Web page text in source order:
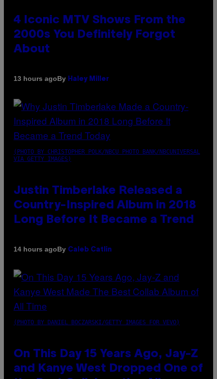
4 Iconic MTV Shows From the
2000s You Definitely Forgot
About
13 hours agoBy Haley Miller
(PHOTO BY CHRISTOPHER POLK/NBCU PHOTO BANK/NBCUNIVERSAL
VIA GETTY IMAGES)
Justin Timberlake Released a
Country-Inspired Album in 2018
Long Before It Became a Trend
14 hours agoBy Caleb Catlin
(PHOTO BY DANIEL BOCZARSKI/GETTY IMAGES FOR VEVO)
On This Day 15 Years Ago, Jay-Z
and Kanye West Dropped One of